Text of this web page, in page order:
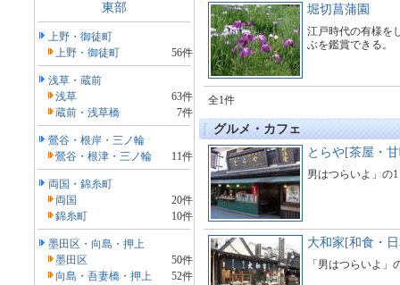
東部
上野・御徒町
上野・御徒町
56件
浅草・蔵前
浅草
63件
蔵前・浅草橋
7件
鶯谷・根岸・三ノ輪
鶯谷・根津・三ノ輪
11件
両国・錦糸町
両国
20件
錦糸町
10件
墨田区・向島・押上
墨田区
50件
向島・吾妻橋・押上
52件
堀切菖蒲園
江戸時代の有様を
ぶを鑑賞できる。
全1件
グルメ・カフェ
とらや[茶屋・
男はつらいよ」の
大和家[和食・
「男はつらいよ